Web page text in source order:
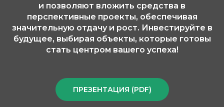
и позволяют вложить средства в
перспективные проекты, обеспечивая
значительную отдачу и рост. Инвестируйте в
будущее, выбирая объекты, которые готовы
стать центром вашего успеха!
ПРЕЗЕНТАЦИЯ (PDF)